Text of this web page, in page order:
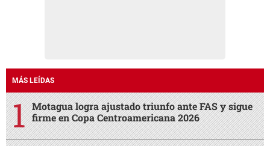
MÁS LEÍDAS
Motagua logra ajustado triunfo ante FAS y sigue
firme en Copa Centroamericana 2026